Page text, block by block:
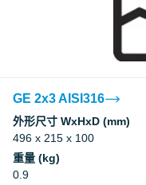
GE 2x3 AISI316
外形尺寸 WxHxD (mm)
496 x 215 x 100
重量 (kg)
0.9